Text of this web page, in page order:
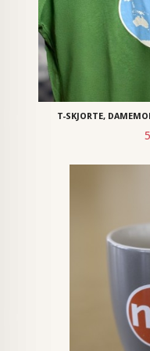
T-SKJORTE,